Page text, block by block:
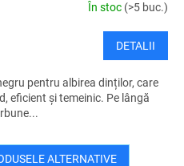
În stoc (>5 buc.)
DETALII
pentru albirea dinților, care
eficient și temeinic. Pe lângă
ALTERNATIVE